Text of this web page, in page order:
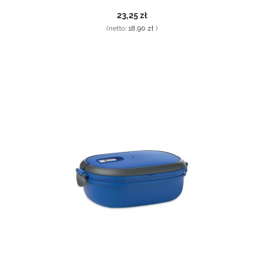
23,25 zł
(netto: 18,90 zł )